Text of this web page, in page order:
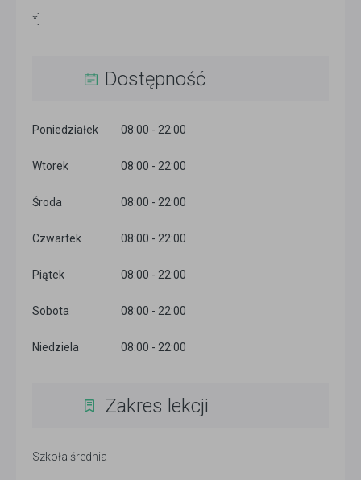
*]
Dostępność
Poniedziałek 08:00 - 22:00
Wtorek 08:00 - 22:00
Środa 08:00 - 22:00
Czwartek 08:00 - 22:00
Piątek 08:00 - 22:00
Sobota 08:00 - 22:00
Niedziela 08:00 - 22:00
Zakres lekcji
Szkoła średnia